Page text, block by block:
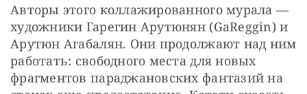
Авторы этого коллажированного мурала —
художники Гарегин Арутюнян (GaReggin) и
Арутюн Агабалян. Они продолжают над ним
работать: свободного места для новых
фрагментов параджановских фантазий на